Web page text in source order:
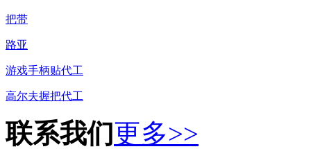
把带
路亚
游戏手柄贴代工
高尔夫握把代工
联系我们更多>>